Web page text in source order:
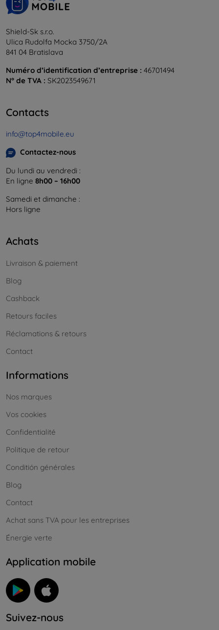
Shield-Sk s.r.o.
Ulica Rudolfa Mocka 3750/2A
841 04 Bratislava
Numéro d’identification d’entreprise : 46701494
N° de TVA : SK2023549671
Contacts
info@top4mobile.eu
Contactez-nous
Du lundi au vendredi :
En ligne 8h00 – 16h00
Samedi et dimanche :
Hors ligne
Achats
Livraison & paiement
Blog
Cashback
Retours faciles
Réclamations & retours
Contact
Informations
Nos marques
Vos cookies
Confidentialité
Politique de retour
Conditión générales
Blog
Contact
Achat sans TVA pour les entreprises
Énergie verte
Application mobile
Suivez-nous